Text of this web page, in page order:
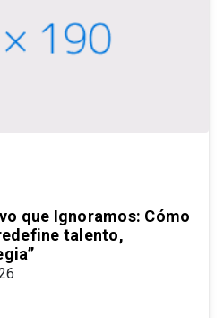
que Ignoramos: Cómo
talento,